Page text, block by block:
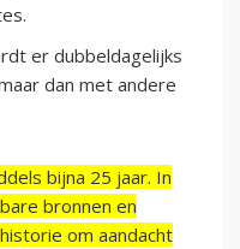
er dubbeldagelijks
dan met andere
bijna 25 jaar. In
bronnen en
om aandacht